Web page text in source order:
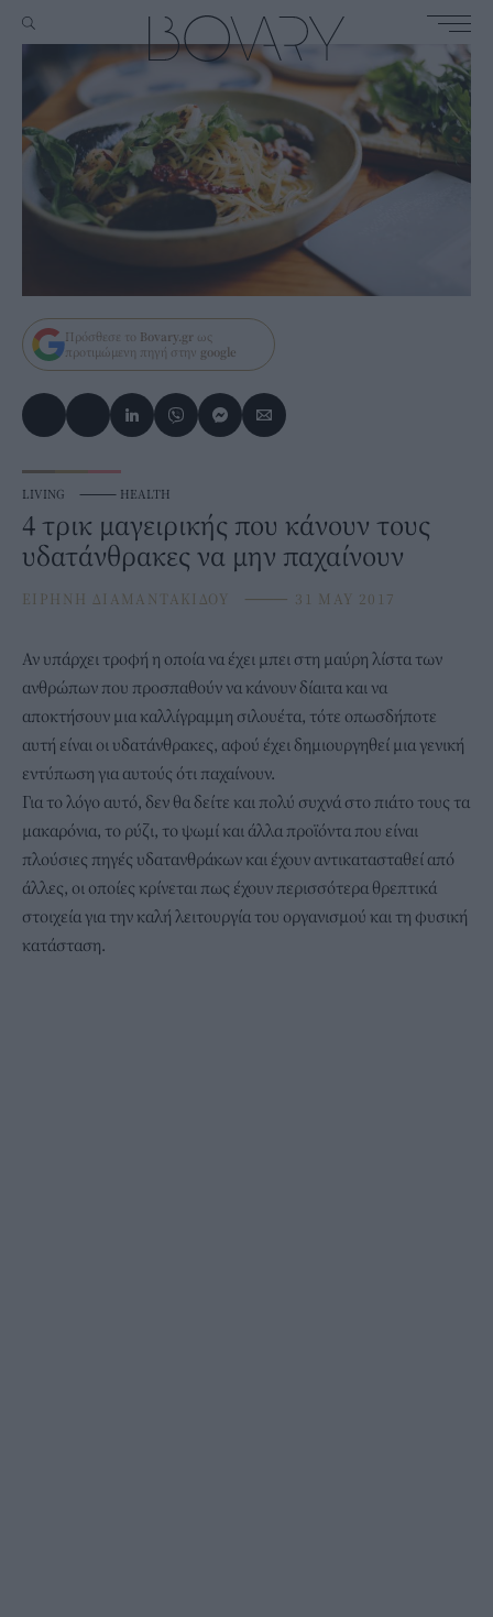
Πρόσθεσε το Bovary.gr ως
προτιμώμενη πηγή στην google
LIVING ⸻ HEALTH
4 τρικ μαγειρικής που κάνουν τους
υδατάνθρακες να μην παχαίνουν
ΕΙΡΗΝΗ ΔΙΑΜΑΝΤΑΚΙΔΟΥ ⸻ 31 MAY 2017
Αν υπάρχει τροφή η οποία να έχει μπει στη μαύρη λίστα των
ανθρώπων που προσπαθούν να κάνουν δίαιτα και να
αποκτήσουν μια καλλίγραμμη σιλουέτα, τότε οπωσδήποτε
αυτή είναι οι υδατάνθρακες, αφού έχει δημιουργηθεί μια γενική
εντύπωση για αυτούς ότι παχαίνουν.
Για το λόγο αυτό, δεν θα δείτε και πολύ συχνά στο πιάτο τους τα
μακαρόνια, το ρύζι, το ψωμί και άλλα προϊόντα που είναι
πλούσιες πηγές υδατανθράκων και έχουν αντικατασταθεί από
άλλες, οι οποίες κρίνεται πως έχουν περισσότερα θρεπτικά
στοιχεία για την καλή λειτουργία του οργανισμού και τη φυσική
κατάσταση.